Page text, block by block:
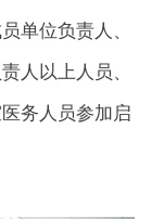
单位负责人、
人以上人员、
务人员参加启